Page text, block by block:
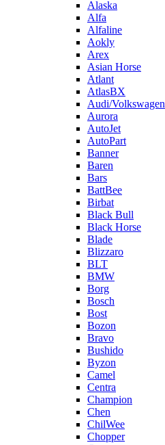
Alaska
Alfa
Alfaline
Aokly
Arex
Asian Horse
Atlant
AtlasBX
Audi/Volkswagen
Aurora
AutoJet
AutoPart
Banner
Baren
Bars
BattBee
Birbat
Black Bull
Black Horse
Blade
Blizzaro
BLT
BMW
Borg
Bosch
Bost
Bozon
Bravo
Bushido
Byzon
Camel
Centra
Champion
Chen
ChilWee
Chopper